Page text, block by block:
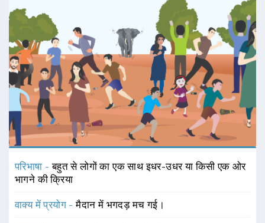
परिभाषा -बहुत से लोगों का एक साथ इधर-उधर या किसी एक ओर
भागने की क्रिया
वाक्य में प्रयोग -मैदान में भगदड़ मच गई।